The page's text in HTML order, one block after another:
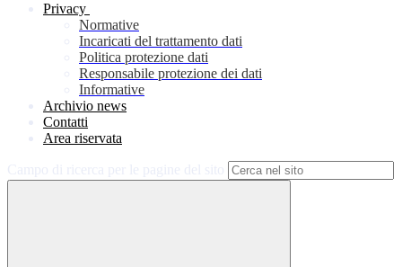
Privacy
Normative
Incaricati del trattamento dati
Politica protezione dati
Responsabile protezione dei dati
Informative
Archivio news
Contatti
Area riservata